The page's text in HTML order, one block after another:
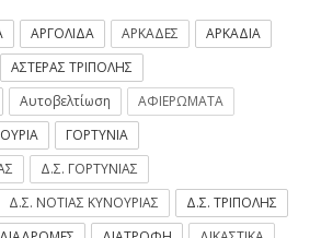
ΑΡΓΟΛΙΔΑ ΑΡΚΑΔΕΣ
ΑΡΚΑΔΙΑ
ΑΣΤΕΡΑΣ ΤΡΙΠΟΛΗΣ
Αυτοβελτίωση
ΑΦΙΕΡΩΜΑΤΑ
ΓΟΡΤΥΝΙΑ
Δ.Σ. ΓΟΡΤΥΝΙΑΣ
Δ.Σ. ΝΟΤΙΑΣ ΚΥΝΟΥΡΙΑΣ
Δ.Σ. ΤΡΙΠΟΛΗΣ